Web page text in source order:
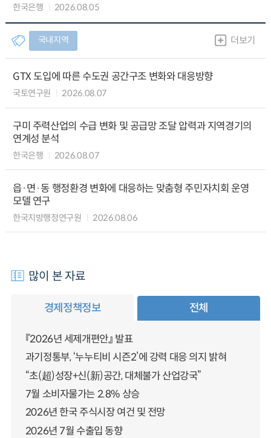
한국은행 2026.08.05
국내지역 더보기
GTX 도입에 따른 수도권 공간구조 변화와 대응방향
국토연구원 2026.08.07
구미 주력산업의 수급 변화 및 공급망 조달 압력과 지역경기의
연계성 분석
한국은행 2026.08.07
읍·면·동 행정환경 변화에 대응하는 맞춤형 주민자치회 운영
모델 연구
한국지방행정연구원 2026.08.06
많이 본 자료
경제정책정보 전체
『2026년 세제개편안』 발표
과기정통부, ‘누누티비 시즌2’에 강력 대응 의지 밝혀
“초(超)성장+신(新)공간, 대체불가 산업강국”
7월 소비자물가는 2.8% 상승
2026년 한국 주식시장 여건 및 전망
2026년 7월 수출입 동향